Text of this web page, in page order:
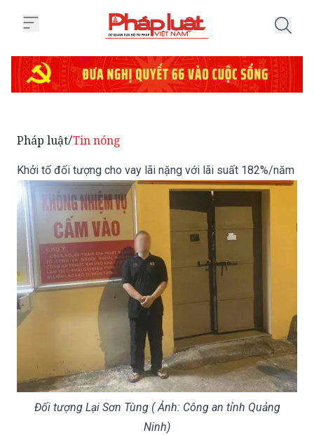
Khởi tố đối tượng cho vay lãi nặng với lãi suất 182%/năm
Đối tượng Lại Sơn Tùng ( Ảnh: Công an tỉnh Quảng
Ninh)
(PLVN) - Phòng Cảnh sát hình sự Công an tỉnh Quảng
Ninh mới khởi tố vụ án, khởi tố bị can đối với Lại Sơn Tùng